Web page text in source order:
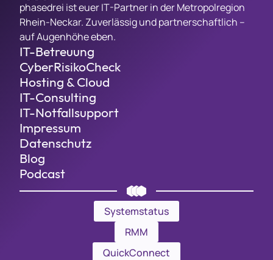
phasedrei ist euer IT-Partner in der Metropolregion
Rhein-Neckar. Zuverlässig und partnerschaftlich –
auf Augenhöhe eben.
IT-Betreuung
CyberRisikoCheck
Hosting & Cloud
IT-Consulting
IT-Notfallsupport
Impressum
Datenschutz
Blog
Podcast
Systemstatus
RMM
QuickConnect